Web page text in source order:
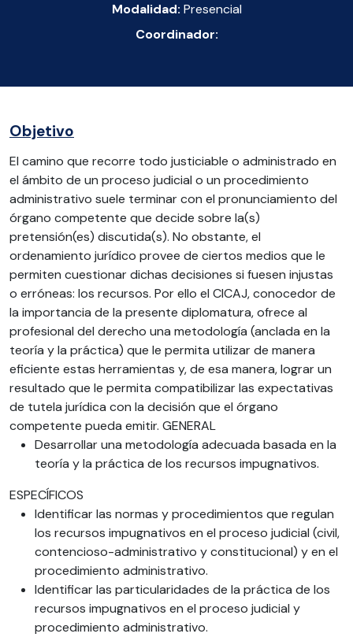
Modalidad: Presencial
Coordinador:
Objetivo
El camino que recorre todo justiciable o administrado en
el ámbito de un proceso judicial o un procedimiento
administrativo suele terminar con el pronunciamiento del
órgano competente que decide sobre la(s)
pretensión(es) discutida(s). No obstante, el
ordenamiento jurídico provee de ciertos medios que le
permiten cuestionar dichas decisiones si fuesen injustas
o erróneas: los recursos. Por ello el CICAJ, conocedor de
la importancia de la presente diplomatura, ofrece al
profesional del derecho una metodología (anclada en la
teoría y la práctica) que le permita utilizar de manera
eficiente estas herramientas y, de esa manera, lograr un
resultado que le permita compatibilizar las expectativas
de tutela jurídica con la decisión que el órgano
competente pueda emitir. GENERAL
Desarrollar una metodología adecuada basada en la
teoría y la práctica de los recursos impugnativos.
ESPECÍFICOS
Identificar las normas y procedimientos que regulan
los recursos impugnativos en el proceso judicial (civil,
contencioso-administrativo y constitucional) y en el
procedimiento administrativo.
Identificar las particularidades de la práctica de los
recursos impugnativos en el proceso judicial y
procedimiento administrativo.